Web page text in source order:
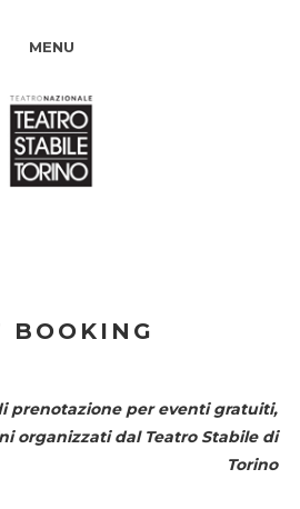
MENU
BOOKING
prenotazione per eventi gratuiti,
organizzati dal Teatro Stabile di
Torino